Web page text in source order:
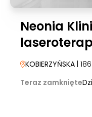
Neonia
KOBIERZYŃSKA |
Teraz zamknięte